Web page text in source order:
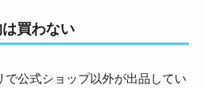
買わない
で公式ショップ以外が出品してい